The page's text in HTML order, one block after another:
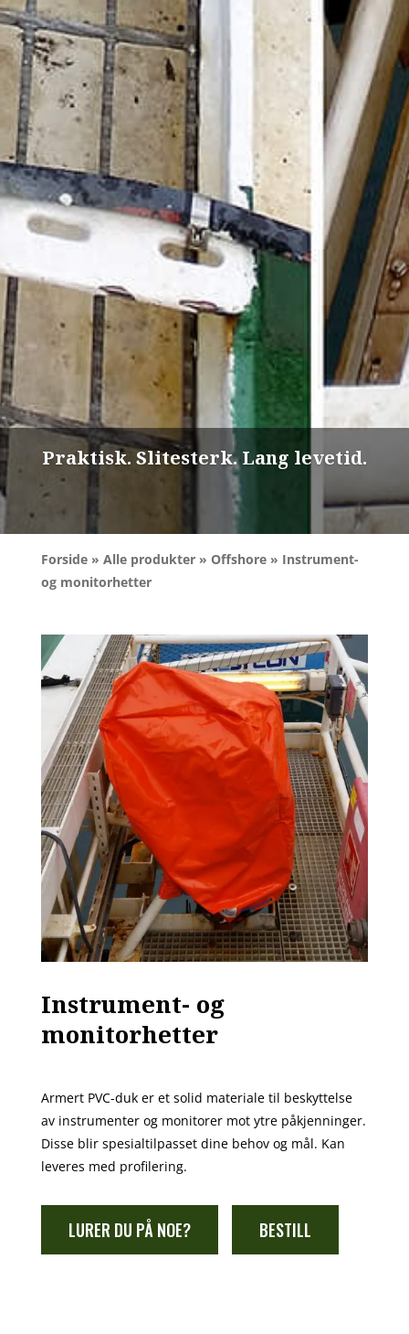
Praktisk. Slitesterk. Lang levetid.
Forside» Alle produkter» Offshore» Instrument-
og monitorhetter
Instrument- og
monitorhetter
Armert PVC-duk er et solid materiale til beskyttelse
av instrumenter og monitorer mot ytre påkjenninger.
Disse blir spesialtilpasset dine behov og mål. Kan
leveres med profilering.
LURER DU PÅ NOE? BESTILL